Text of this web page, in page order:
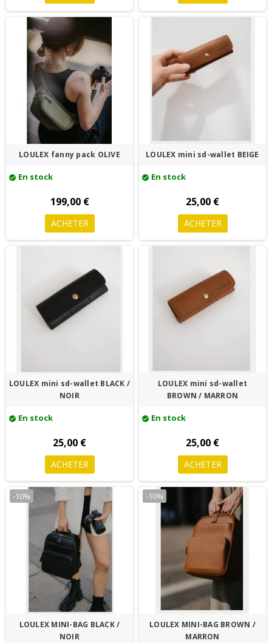
LOULEX fanny pack OLIVE
check_circle En stock
199,00 €
ACHETER
LOULEX mini sd-wallet BEIGE
check_circle En stock
25,00 €
ACHETER
LOULEX mini sd-wallet BLACK /
NOIR
check_circle En stock
25,00 €
ACHETER
LOULEX mini sd-wallet
BROWN / MARRON
check_circle En stock
25,00 €
ACHETER
-10%
LOULEX MINI-BAG BLACK /
NOIR
-10%
LOULEX MINI-BAG BROWN /
MARRON